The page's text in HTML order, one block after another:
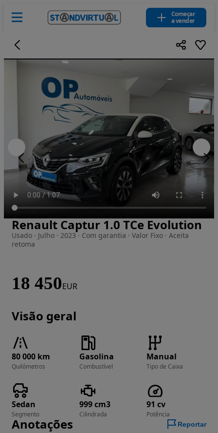
Começar
a vender
Imagem 1 de 14
Renault Captur 1.0 TCe Evolution
Usado · Julho · 2023 · Com garantia · Valor Fixo · Aceita
retoma
18 450EUR
Visão geral
80 000 km
Quilómetros
Gasolina
Combustível
Manual
Tipo de Caixa
Sedan
Segmento
999 cm3
Cilindrada
91 cv
Potência
Anotações Reportar